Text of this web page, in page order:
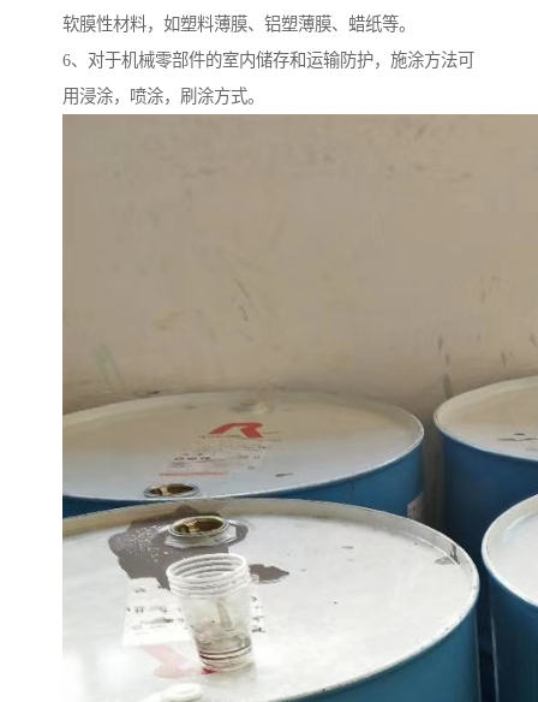
软膜性材料，如塑料薄膜、铝塑薄膜、蜡纸等。
6、对于机械零部件的室内储存和运输防护，施涂方法可
用浸涂，喷涂，刷涂方式。